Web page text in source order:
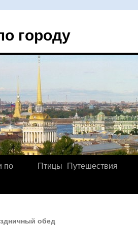
городу
по
Птицы Путешествия
обед